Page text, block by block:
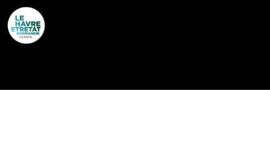
Cookies management panel